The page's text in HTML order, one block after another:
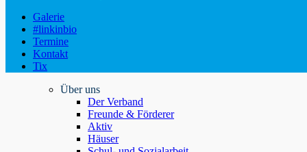
Galerie
#linkinbio
Termine
Kontakt
Tix
Über uns
Der Verband
Freunde & Förderer
Aktiv
Häuser